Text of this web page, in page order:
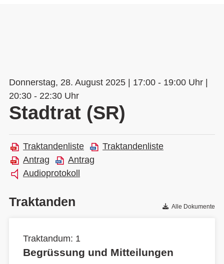
Donnerstag, 28. August 2025 | 17:00 - 19:00 Uhr |
20:30 - 22:30 Uhr
Stadtrat (SR)
Traktandenliste
Traktandenliste
Antrag
Antrag
Audioprotokoll
Traktanden Alle Dokumente
Traktandum: 1
Begrüssung und Mitteilungen